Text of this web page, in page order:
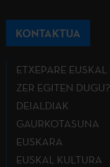
KONTAKTUA
ETXEPARE
ZER EGITEN DUGU?
DEIALDIAK
GAURKOTASUNA
EUSKARA
EUSKAL KULTURA